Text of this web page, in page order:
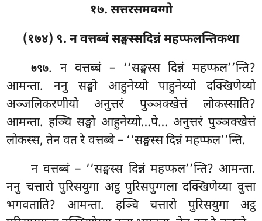
१७. सत्तरसमवग्गो
(१७४) ९. न वत्तब्बं सङ्घस्सदिन्नं महप्फलन्तिकथा
७९७. न वत्तब्बं – ‘‘सङ्घस्स दिन्नं महप्फल’’न्ति?
आमन्ता. ननु सङ्घो आहुनेय्यो पाहुनेय्यो दक्खिणेय्यो
अञ्जलिकरणीयो अनुत्तरं पुञ्ञक्खेत्तं लोकस्साति?
आमन्ता. हञ्चि सङ्घो आहुनेय्यो…पे… अनुत्तरं पुञ्ञक्खेत्तं
लोकस्स, तेन वत रे वत्तब्बे – ‘‘सङ्घस्स दिन्नं महप्फल’’न्ति.
न वत्तब्बं – ‘‘सङ्घस्स दिन्नं महप्फल’’न्ति? आमन्ता.
ननु चत्तारो पुरिसयुगा अट्ठ पुरिसपुग्गला दक्खिणेय्या वुत्ता
भगवताति? आमन्ता. हञ्चि चत्तारो पुरिसयुगा अट्ठ